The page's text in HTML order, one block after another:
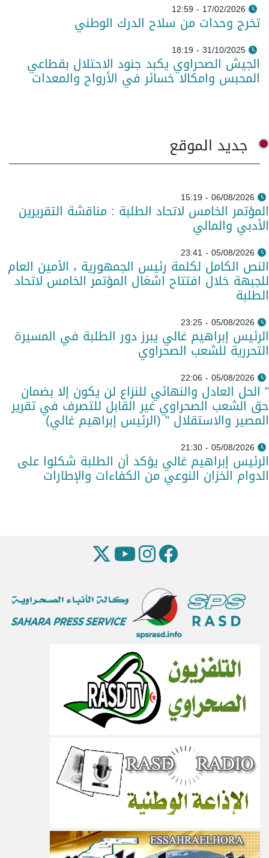
17/02/2026 - 12:59
تخرج وحدات من سلاح الدرك الوطني
31/10/2025 - 18:19
الجيش الصحراوي يكبد جنود الاحتلال بقطاعي
المحبس وامكالا خسائر في الأرواح والمعدات
جديد الموقع
06/08/2026 - 15:19
المؤتمر الخامس لاتحاد الطلبة : مناقشة التقريرين
الأدبي والمالي
05/08/2026 - 23:41
النص الكامل لكلمة رئيس الجمهورية ، الأمين العام
للجبهة خلال افتتاح اشغال المؤتمر الخامس لاتحاد
الطلبة
05/08/2026 - 23:25
الرئيس إبراهيم غالي يبرز دور الطلبة في المسيرة
التحررية للشعب الصحراوي
05/08/2026 - 22:06
" الحل العادل والنهائي للنزاع لن يكون إلا بضمان
حق الشعب الصحراوي غير القابل للتصرف في تقرير
المصير والاستقلال " (الرئيس إبراهيم غالي)
05/08/2026 - 21:30
الرئيس إبراهيم غالي يؤكد أن الطلبة شكلوا على
الدوام الخزان النوعي من الكفاءات والإطارات